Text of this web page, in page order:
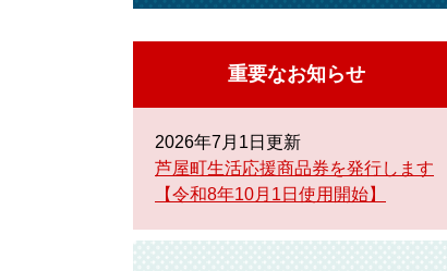
重要なお知らせ
2026年7月1日更新
芦屋町生活応援商品券を発行します
【令和8年10月1日使用開始】